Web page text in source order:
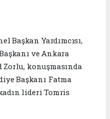
Başkan Yardımcısı,
ve Ankara
konuşmasında
Başkanı Fatma
lideri Tomris